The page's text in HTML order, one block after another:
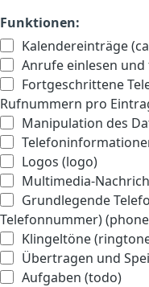
Funktionen:
Kalendereinträge
Anrufe einlesen
Fortgeschrittene
Rufnummern pro
Manipulation des
Logos (logo)
Multimedia-
Grundlegende
Telefonnummer)
Klingeltöne
Übertragen und
Aufgaben (todo)